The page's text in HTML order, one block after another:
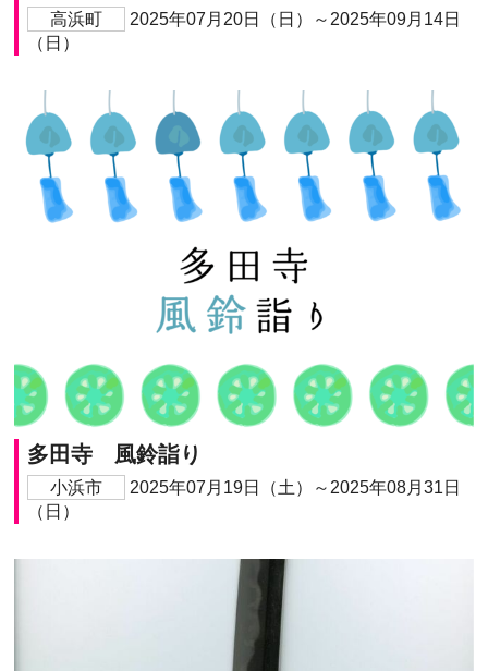
高浜町
2025年07月20日（日）～2025年09月14日
（日）
多田寺 風鈴詣り
小浜市
2025年07月19日（土）～2025年08月31日
（日）